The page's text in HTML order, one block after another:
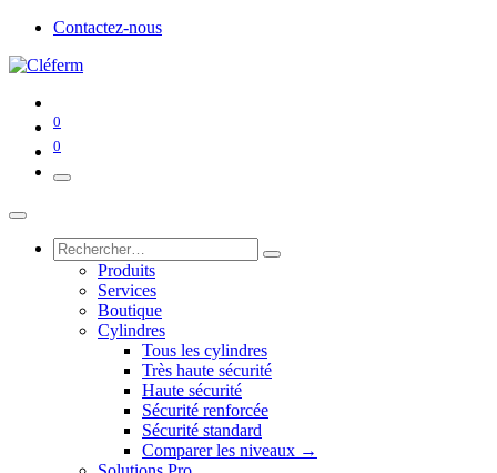
Contactez-nous
0
0
Produits
Services
Boutique
Cylindres
Tous les cylindres
Très haute sécurité
Haute sécurité
Sécurité renforcée
Sécurité standard
Comparer les niveaux →